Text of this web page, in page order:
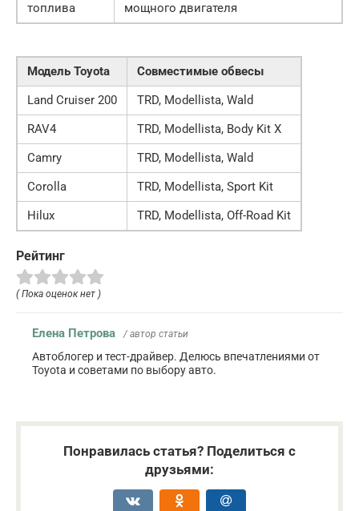
топлива
мощного двигателя
Модель Toyota
Совместимые обвесы
Land Cruiser 200
TRD, Modellista, Wald
RAV4
TRD, Modellista, Body Kit X
Camry
TRD, Modellista, Wald
Corolla
TRD, Modellista, Sport Kit
Hilux
TRD, Modellista, Off-Road Kit
Рейтинг
( Пока оценок нет )
Елена Петрова / автор статьи
Автоблогер и тест-драйвер. Делюсь впечатлениями от
Toyota и советами по выбору авто.
Понравилась статья? Поделиться с
друзьями: